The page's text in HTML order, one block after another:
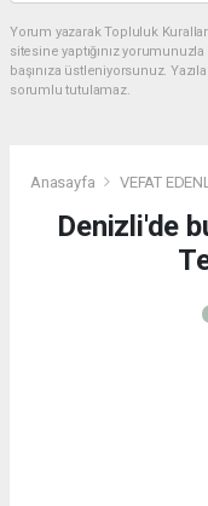
Yorum yazarak Topluluk
sitesine yaptığınız
başınıza üstleniyorsunuz.
sorumlu tutulamaz.
Anasayfa VEFAT
Denizli'de